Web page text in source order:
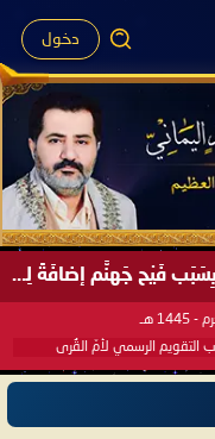
دخول
دَرَجات حَرارةِ المُنَاخ تَستَمِر في الارتِفاع بِسَبَب فَيْح جَهنَّم إضافَةً لِحرارةِ الشَّمس في مُحكَم القُرآن العَظيم ..